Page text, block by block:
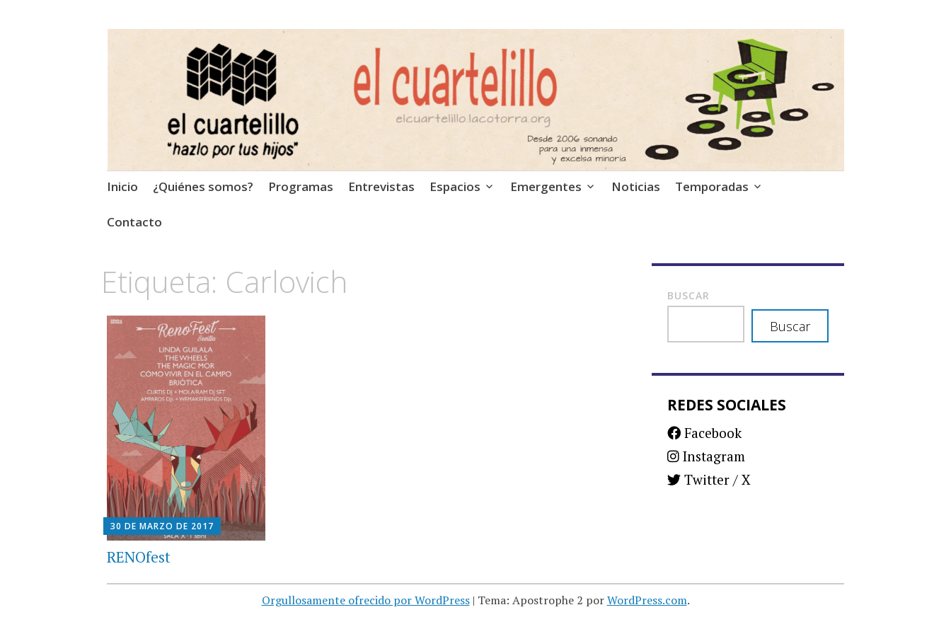
El Cuartelillo
Programa de radio de música independiente. Podcast
Saltar
contenido
Inicio ¿Quiénes somos? Programas Entrevistas Espacios Emergentes Noticias Temporadas
Contacto
Etiqueta: Carlovich
30 DE MARZO DE 2017
RENOfest
BUSCAR
Buscar
REDES SOCIALES
Facebook
Instagram
Twitter / X
Orgullosamente ofrecido por WordPress | Tema: Apostrophe 2 porWordPress.com.